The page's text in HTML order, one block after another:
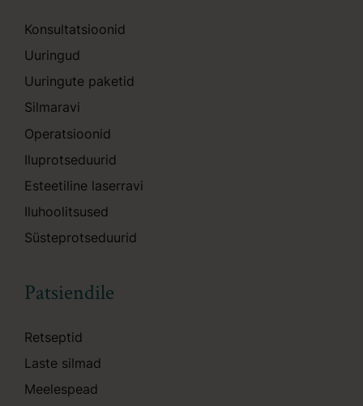
Konsultatsioonid
Uuringud
Uuringute paketid
Silmaravi
Operatsioonid
Iluprotseduurid
Esteetiline laserravi
Iluhoolitsused
Süsteprotseduurid
Patsiendile
Retseptid
Laste silmad
Meelespead